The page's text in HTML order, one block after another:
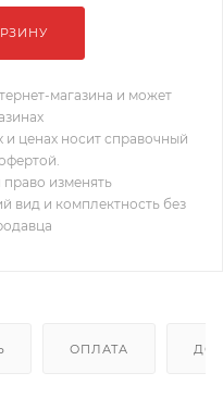
магазина и может
и ценах носит справочный
право изменять
вид и комплектность без
ОПЛАТА